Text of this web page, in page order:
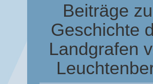
Beiträge
Geschichte
Landgrafen